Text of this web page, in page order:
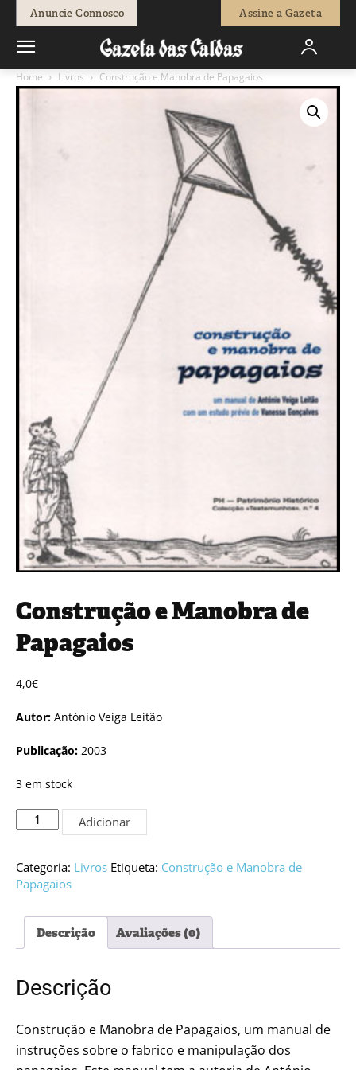
Anuncie Connosco Assine a Gazeta
Home Livros Construção e Manobra de Papagaios
Construção e Manobra de
Papagaios
4,0€
Autor: António Veiga Leitão
Publicação: 2003
3 em stock
Quantidade
de
e
Manobra
Papagaios
Adicionar
Categoria: Livros Etiqueta: Construção e Manobra de
Papagaios
Descrição Avaliações (0)
Descrição
Construção e Manobra de Papagaios, um manual de
instruções sobre o fabrico e manipulação dos